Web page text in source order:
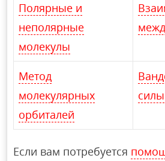
Полярные и
неполярные
молекулы
Метод
молекулярных
орбиталей
силы
Если вам потребуется